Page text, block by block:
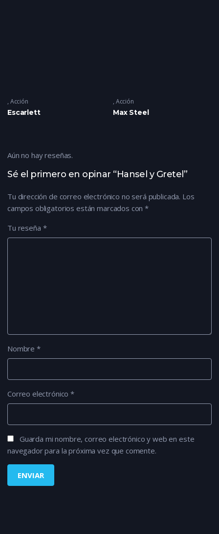
Acción
Escarlett
Acción
Max Steel
Sé el primero en opinar “Hansel y Gretel”
Tu dirección de correo electrónico no será publicada. Los
campos obligatorios están marcados con*
Tu reseña *
Nombre *
Correo electrónico*
Guarda mi nombre, correo electrónico y web en este
navegador para la próxima vez que comente.
Aún no hay reseñas.